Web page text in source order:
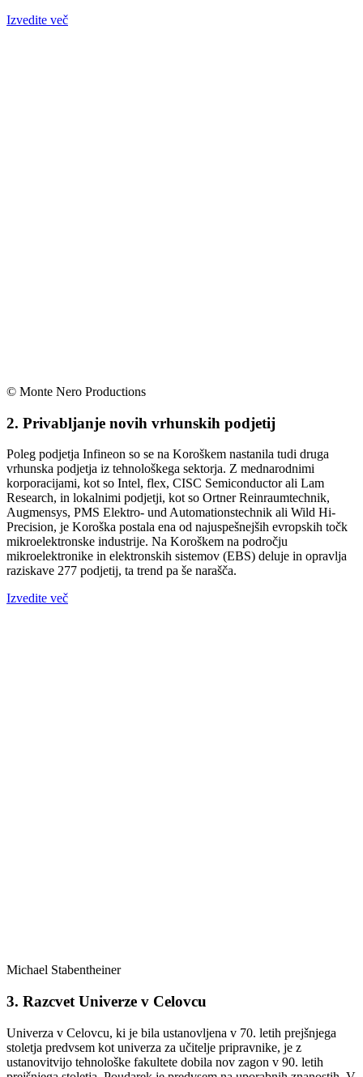
Izvedite več
© Monte Nero Productions
2. Privabljanje novih vrhunskih podjetij
Poleg podjetja Infineon so se na Koroškem nastanila tudi druga
vrhunska podjetja iz tehnološkega sektorja. Z mednarodnimi
korporacijami, kot so Intel, flex, CISC Semiconductor ali Lam
Research, in lokalnimi podjetji, kot so Ortner Reinraumtechnik,
Augmensys, PMS Elektro- und Automationstechnik ali Wild Hi-
Precision, je Koroška postala ena od najuspešnejših evropskih točk
mikroelektronske industrije. Na Koroškem na področju
mikroelektronike in elektronskih sistemov (EBS) deluje in opravlja
raziskave 277 podjetij, ta trend pa še narašča.
Izvedite več
Michael Stabentheiner
3. Razcvet Univerze v Celovcu
Univerza v Celovcu, ki je bila ustanovljena v 70. letih prejšnjega
stoletja predvsem kot univerza za učitelje pripravnike, je z
ustanovitvijo tehnološke fakultete dobila nov zagon v 90. letih